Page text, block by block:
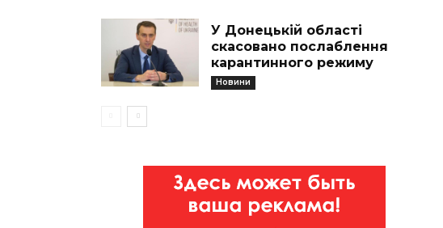
У Донецькій області
скасовано послаблення
карантинного режиму
Новини